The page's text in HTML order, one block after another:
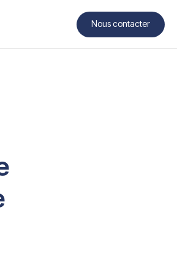
Nous contacter
Contact